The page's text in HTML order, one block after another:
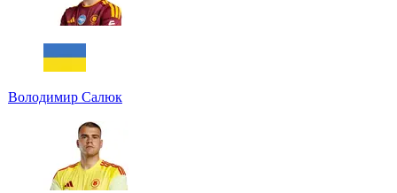
Володимир Салюк